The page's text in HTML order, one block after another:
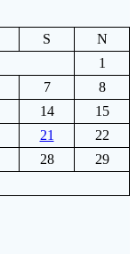
S
N
1
7
8
14
15
21
22
28
29